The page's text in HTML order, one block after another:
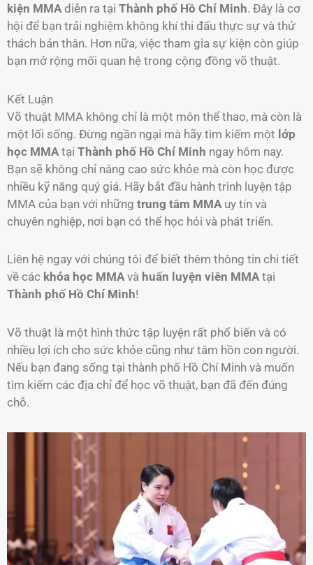
kiện MMA diễn ra tại Thành phố Hồ Chí Minh. Đây là cơ
hội để bạn trải nghiệm không khí thi đấu thực sự và thử
thách bản thân. Hơn nữa, việc tham gia sự kiện còn giúp
bạn mở rộng mối quan hệ trong cộng đồng võ thuật.
Kết Luận
Võ thuật MMA không chỉ là một môn thể thao, mà còn là
một lối sống. Đừng ngần ngại mà hãy tìm kiếm một lớp
học MMA tại Thành phố Hồ Chí Minh ngay hôm nay.
Bạn sẽ không chỉ nâng cao sức khỏe mà còn học được
nhiều kỹ năng quý giá. Hãy bắt đầu hành trình luyện tập
MMA của bạn với những trung tâm MMA uy tín và
chuyên nghiệp, nơi bạn có thể học hỏi và phát triển.
Liên hệ ngay với chúng tôi để biết thêm thông tin chi tiết
về các khóa học MMAvà huấn luyện viên MMAtại
Thành phố Hồ Chí Minh!
Võ thuật là một hình thức tập luyện rất phổ biến và có
nhiều lợi ích cho sức khỏe cũng như tâm hồn con người.
Nếu bạn đang sống tại thành phố Hồ Chí Minh và muốn
tìm kiếm các địa chỉ để học võ thuật, bạn đã đến đúng
chỗ.